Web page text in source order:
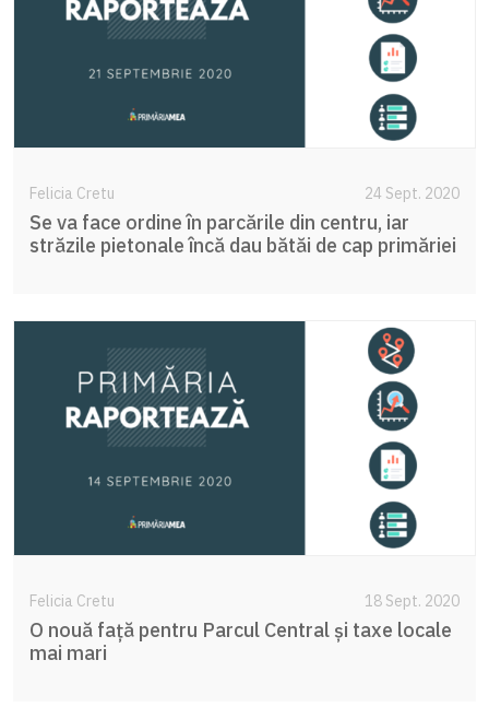
Felicia Cretu 24 Sept. 2020
Se va face ordine în parcările din centru, iar
străzile pietonale încă dau bătăi de cap primăriei
Felicia Cretu 18 Sept. 2020
O nouă față pentru Parcul Central și taxe locale
mai mari